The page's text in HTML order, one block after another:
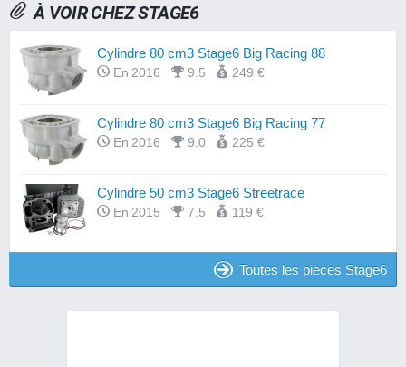
À VOIR CHEZ STAGE6
Cylindre 80 cm3 Stage6 Big Racing 88
En 2016 9.5 249 €
Cylindre 80 cm3 Stage6 Big Racing 77
En 2016 9.0 225 €
Cylindre 50 cm3 Stage6 Streetrace
En 2015 7.5 119 €
Toutes les pièces Stage6